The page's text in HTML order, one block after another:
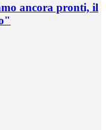
ancora pronti, il